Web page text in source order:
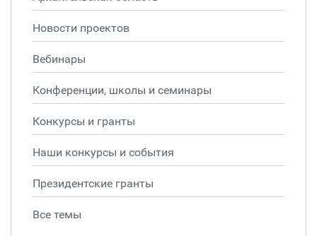
Новости проектов
Вебинары
Конференции, школы и семинары
Конкурсы и гранты
Наши конкурсы и события
Президентские гранты
Все темы